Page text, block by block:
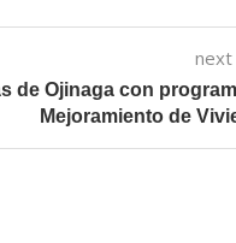
de Ojinaga con
Mejoramiento de